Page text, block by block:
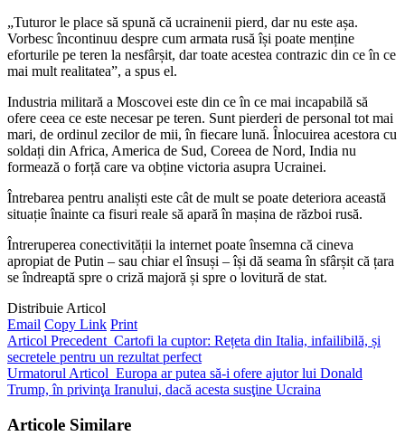
„Tuturor le place să spună că ucrainenii pierd, dar nu este așa.
Vorbesc încontinuu despre cum armata rusă își poate menține
eforturile pe teren la nesfârșit, dar toate acestea contrazic din ce în ce
mai mult realitatea”, a spus el.
Industria militară a Moscovei este din ce în ce mai incapabilă să
ofere ceea ce este necesar pe teren. Sunt pierderi de personal tot mai
mari, de ordinul zecilor de mii, în fiecare lună. Înlocuirea acestora cu
soldați din Africa, America de Sud, Coreea de Nord, India nu
formează o forță care va obține victoria asupra Ucrainei.
Întrebarea pentru analiști este cât de mult se poate deteriora această
situație înainte ca fisuri reale să apară în mașina de război rusă.
Întreruperea conectivității la internet poate însemna că cineva
apropiat de Putin – sau chiar el însuși – își dă seama în sfârșit că țara
se îndreaptă spre o criză majoră și spre o lovitură de stat.
Distribuie Articol
Email Copy Link Print
Articol Precedent Cartofi la cuptor: Rețeta din Italia, infailibilă, și
secretele pentru un rezultat perfect
Urmatorul Articol Europa ar putea să-i ofere ajutor lui Donald
Trump, în privinţa Iranului, dacă acesta susţine Ucraina
Articole Similare